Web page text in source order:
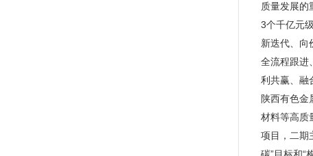
质量发展的
3个千亿元
新迭代、向
全流程跟进
利共赢、融
陕西有色金
材料等高质
项目，二期